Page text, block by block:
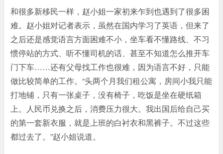
和很多新移民一样，赵小姐一家初来乍到也遇到了很多困
难。赵小姐对记者表示，虽然在国内学习了英语，但来了
之后还是感觉语言方面困难不小，坐车看不懂路线、不习
惯停站的方式、听不懂司机的话、甚至不知道怎么推开车
门下车……还有父母找工作也很难，因为语言不好，只能
做比较简单的工作。“头两个月我们租公寓，房间小我只能
打地铺，只有一张桌子，没有椅子，吃饭是坐在硬纸箱
上。人民币兑换之后，消费压力很大。我出国后给自己买
的第一套新衣服，就是上班的白衬衣和黑裤子。不过这些
都过去了。”赵小姐说道。